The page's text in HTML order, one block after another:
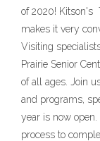
of 2020! Kitson's
makes it very
Visiting
Prairie Senior
of all ages. Join
and programs,
year is now
process to